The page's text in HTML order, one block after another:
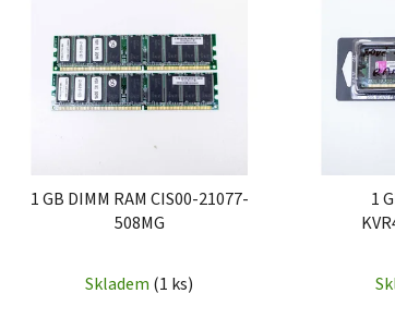
1 GB DIMM RAM CIS00-21077-
508MG
Skladem (1 ks)
1